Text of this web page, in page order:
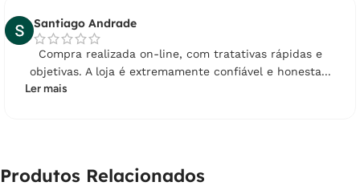
Santiago Andrade
Compra realizada on-line, com tratativas rápidas e
objetivas. A loja é extremamente confiável e honesta...
Ler mais
Produtos Relacionados